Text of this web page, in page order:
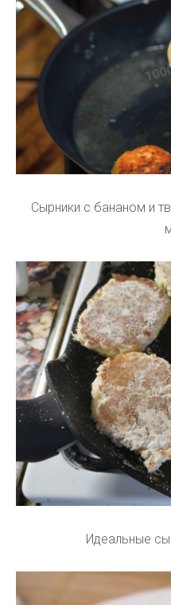
Сырники с бананом и
Идеальные